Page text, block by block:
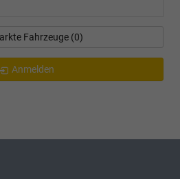
Fahrzeuge (0)
Anmelden